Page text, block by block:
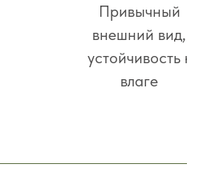
Привычный
внешний вид,
устойчивость к
влаге